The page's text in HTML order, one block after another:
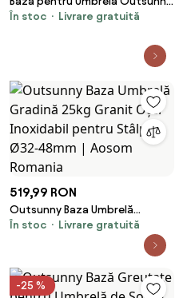
pentru Stalpi cu Φ35mm,
În stoc Livrare gratuită
519,99 RON
Outsunny Baza Umbrelă
Gradină 25kg Granit Oțel
Inoxidabil pentru Stâlpi Ø32-
În stoc Livrare gratuită
-25 %